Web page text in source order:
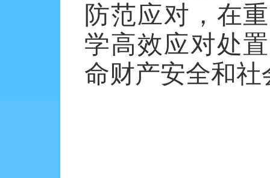
防范应对，在
学高效应对处
命财产安全和